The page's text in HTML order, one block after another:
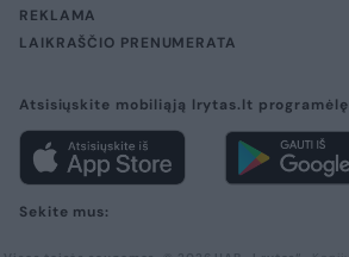
REKLAMA
LAIKRAŠČIO PRENUMERATA
Atsisiųskite mobiliąją lrytas.lt programėlę
Sekite mus: